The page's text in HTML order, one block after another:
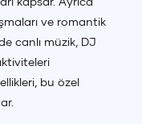
ve romantik
canlı müzik, DJ
bu özel